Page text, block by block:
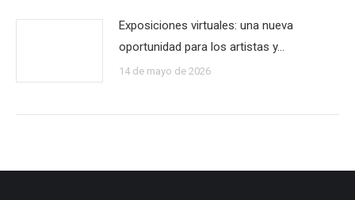
Exposiciones virtuales: una nueva
oportunidad para los artistas y…
14 de mayo de 2026